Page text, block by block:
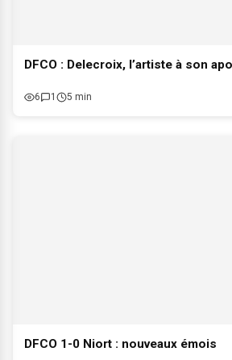
DFCO : Delecroix, l’artiste à son
6 1 5 min
DFCO 1-0 Niort : nouveaux émois